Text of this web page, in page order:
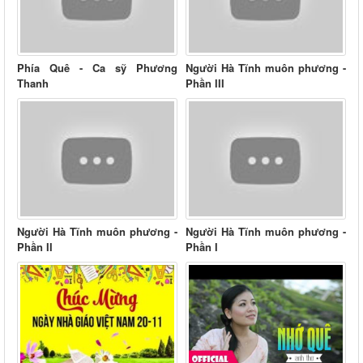
Phía Quê - Ca sỹ Phương
Thanh
Người Hà Tĩnh muôn phương -
Phần III
Người Hà Tĩnh muôn phương -
Phần II
Người Hà Tĩnh muôn phương -
Phần I